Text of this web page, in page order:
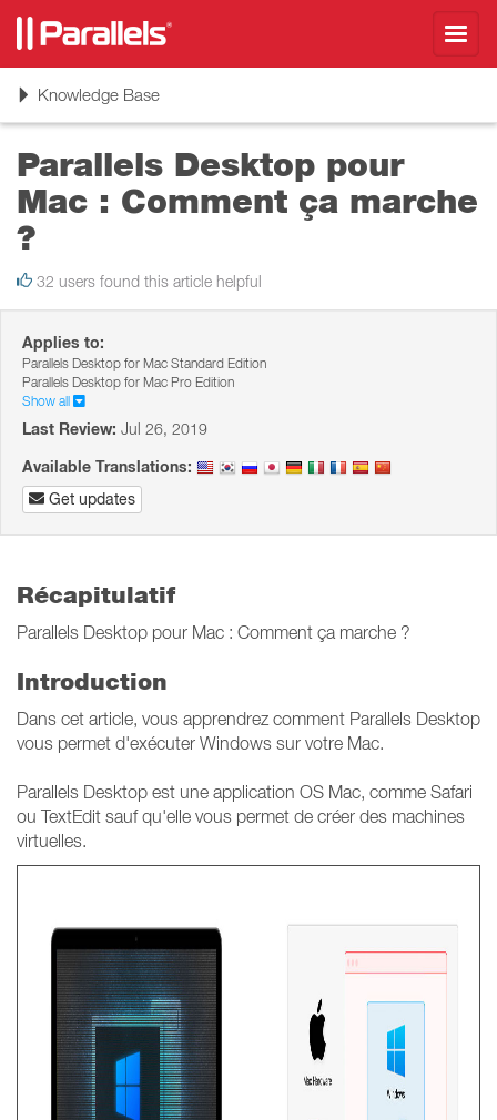
ToggleKnowledge Base
Parallels Desktop pour
Mac : Comment ça marche
?
32 users found this article helpful
Applies to:
Parallels Desktop for Mac Standard Edition
Parallels Desktop for Mac Pro Edition
Show all
Last Review: Jul 26, 2019
Available Translations:
Get updates
Récapitulatif
Parallels Desktop pour Mac : Comment ça marche ?
Introduction
Dans cet article, vous apprendrez comment Parallels Desktop
vous permet d'exécuter Windows sur votre Mac.
Parallels Desktop est une application OS Mac, comme Safari
ou TextEdit sauf qu'elle vous permet de créer des machines
virtuelles.